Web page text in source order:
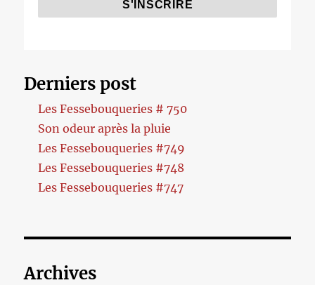
Derniers post
Les Fessebouqueries # 750
Son odeur après la pluie
Les Fessebouqueries #749
Les Fessebouqueries #748
Les Fessebouqueries #747
Archives